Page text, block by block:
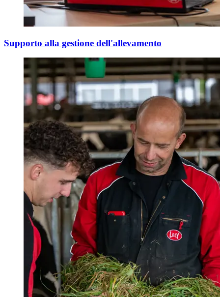
Supporto alla gestione dell'allevamento